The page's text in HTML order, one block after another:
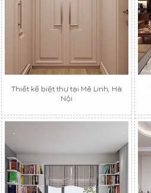
Thiết kế biệt thự tại Mê Linh, Hà
Nội